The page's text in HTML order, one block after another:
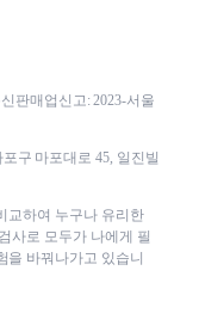
판매업신고: 2023-서울
구 마포대로 45, 일진빌
교하여 누구나 유리한
사로 모두가 나에게 필
을 바꿔나가고 있습니